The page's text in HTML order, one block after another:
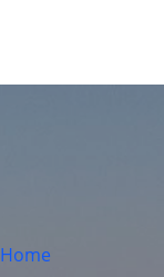
Home